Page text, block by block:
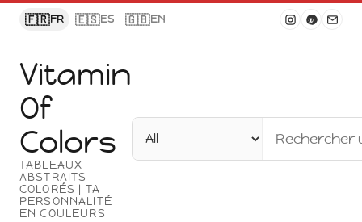
🇫🇷FR 🇪🇸ES 🇬🇧EN
Vitamin
Of
Colors
TABLEAUX
ABSTRAITS
COLORÉS | TA
PERSONNALITÉ
EN COULEURS
Panneau de gestion des cookies